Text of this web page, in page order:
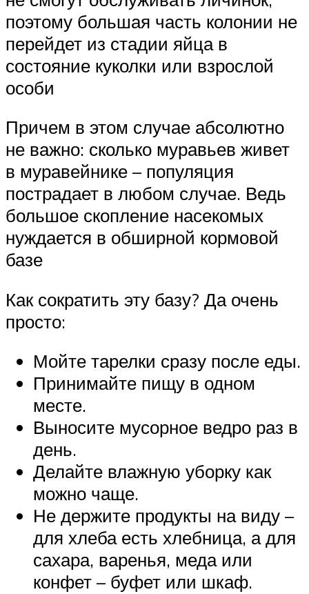
поэтому большая часть колонии не
перейдет из стадии яйца в
состояние куколки или взрослой
особи
Причем в этом случае абсолютно
не важно: сколько муравьев живет
в муравейнике – популяция
пострадает в любом случае. Ведь
большое скопление насекомых
нуждается в обширной кормовой
базе
Как сократить эту базу? Да очень
просто:
Мойте тарелки сразу после еды.
Принимайте пищу в одном
месте.
Выносите мусорное ведро раз в
день.
Делайте влажную уборку как
можно чаще.
Не держите продукты на виду –
для хлеба есть хлебница, а для
сахара, варенья, меда или
конфет – буфет или шкаф.